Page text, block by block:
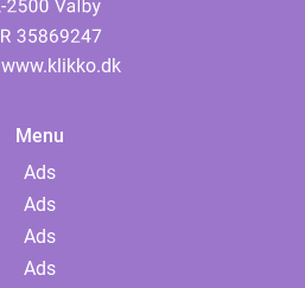
www.klikko.dk
Menu
Ads
Ads
Ads
Ads